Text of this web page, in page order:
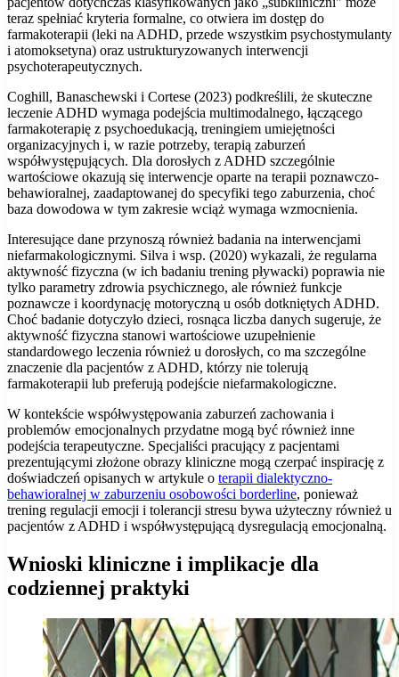
teraz spełniać kryteria formalne, co otwiera im dostęp do
farmakoterapii (leki na ADHD, przede wszystkim psychostymulanty
i atomoksetyna) oraz ustrukturyzowanych interwencji
psychoterapeutycznych.
Coghill, Banaschewski i Cortese (2023) podkreślili, że skuteczne
leczenie ADHD wymaga podejścia multimodalnego, łączącego
farmakoterapię z psychoedukacją, treningiem umiejętności
organizacyjnych i, w razie potrzeby, terapią zaburzeń
współwystępujących. Dla dorosłych z ADHD szczególnie
wartościowe okazują się interwencje oparte na terapii poznawczo-
behawioralnej, zaadaptowanej do specyfiki tego zaburzenia, choć
baza dowodowa w tym zakresie wciąż wymaga wzmocnienia.
Interesujące dane przynoszą również badania na interwencjami
niefarmakologicznymi. Silva i wsp. (2020) wykazali, że regularna
aktywność fizyczna (w ich badaniu trening pływacki) poprawia nie
tylko parametry zdrowia psychicznego, ale również funkcje
poznawcze i koordynację motoryczną u osób dotkniętych ADHD.
Choć badanie dotyczyło dzieci, rosnąca liczba danych sugeruje, że
aktywność fizyczna stanowi wartościowe uzupełnienie
standardowego leczenia również u dorosłych, co ma szczególne
znaczenie dla pacjentów z ADHD, którzy nie tolerują
farmakoterapii lub preferują podejście niefarmakologiczne.
W kontekście współwystępowania zaburzeń zachowania i
problemów emocjonalnych przydatne mogą być również inne
podejścia terapeutyczne. Specjaliści pracujący z pacjentami
prezentującymi złożone obrazy kliniczne mogą czerpać inspirację z
doświadczeń opisanych w artykule o terapii dialektyczno-
behawioralnej w zaburzeniu osobowości borderline, ponieważ
trening regulacji emocji i tolerancji stresu bywa użyteczny również u
pacjentów z ADHD i współwystępującą dysregulacją emocjonalną.
Wnioski kliniczne i implikacje dla
codziennej praktyki